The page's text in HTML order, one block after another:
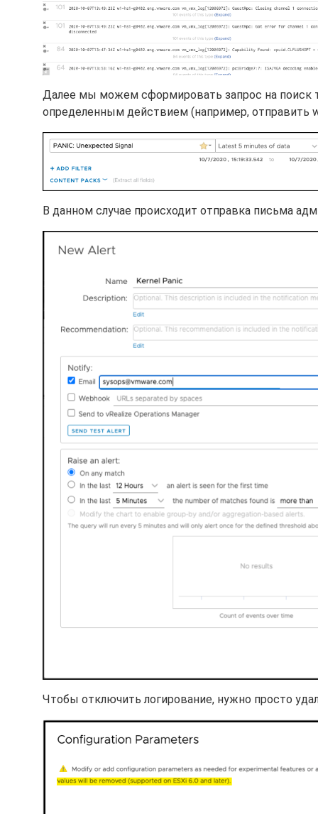
Далее мы можем сформировать запрос на поиск
определенным действием (например, отправить
В данном случае происходит отправка письма
Чтобы отключить логирование, нужно просто